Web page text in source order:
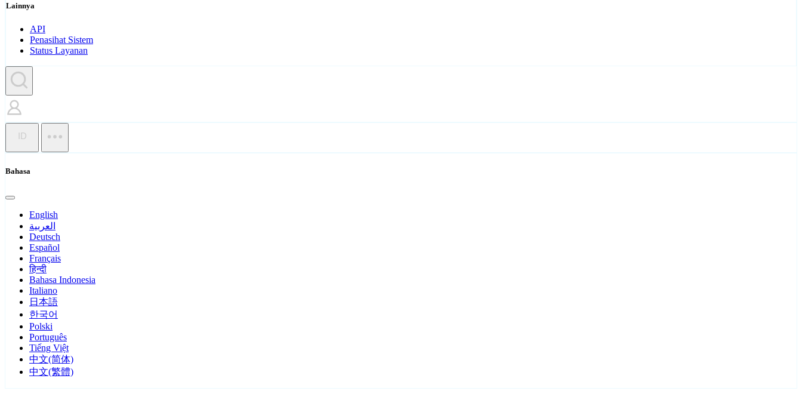
Lainnya
API
Penasihat Sistem
Status Layanan
ID
Bahasa
English
العربية
Deutsch
Español
Français
हिन्दी
Bahasa Indonesia
Italiano
日本語
한국어
Polski
Português
Tiếng Việt
中文(简体)
中文(繁體)